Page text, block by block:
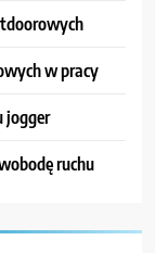
w pracy
jogger
ruchu